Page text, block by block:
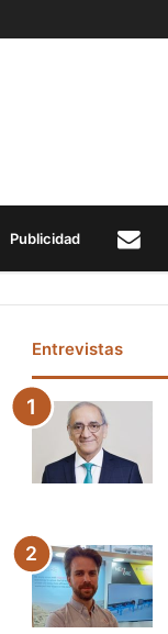
Publicidad
Entrevistas